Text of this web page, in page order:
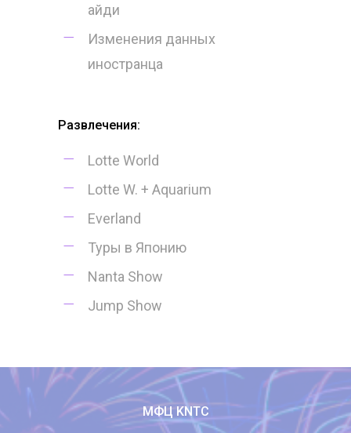
айди
Изменения данных
иностранца
Развлечения:
Lotte World
Lotte W. + Aquarium
Everland
Туры в Японию
Nanta Show
Jump Show
МФЦ KNTC